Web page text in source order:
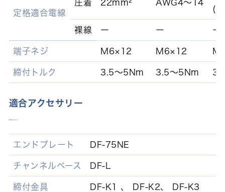
定格適合電線
圧着 22mm² AWG4～14
裸線 ー ー ー
端子ネジ M6×12 M6×12
締付トルク 3.5～5Nm 3.5～5Nm
適合アクセサリー
エンドプレート DF-75NE
チャンネルベース DF-L
締付金具 DF-K1 、 DF-K2、 DF-K3